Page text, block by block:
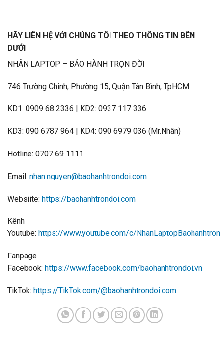
HÃY LIÊN HỆ VỚI CHÚNG TÔI THEO THÔNG TIN BÊN
DƯỚI
NHÂN LAPTOP – BẢO HÀNH TRỌN ĐỜI
746 Trường Chinh, Phường 15, Quận Tân Bình, TpHCM
KD1: 0909 68 2336 | KD2: 0937 117 336
KD3: 090 6787 964 | KD4: 090 6979 036 (Mr.Nhân)
Hotline: 0707 69 1111
Email: nhan.nguyen@baohanhtrondoi.com
Websiite: https://baohanhtrondoi.com
Kênh
Youtube: https://www.youtube.com/c/
Fanpage
Facebook: https://www.facebook.com/baohanhtrondoi.vn
TikTok: https://TikTok.com/@baohanhtrondoi.com